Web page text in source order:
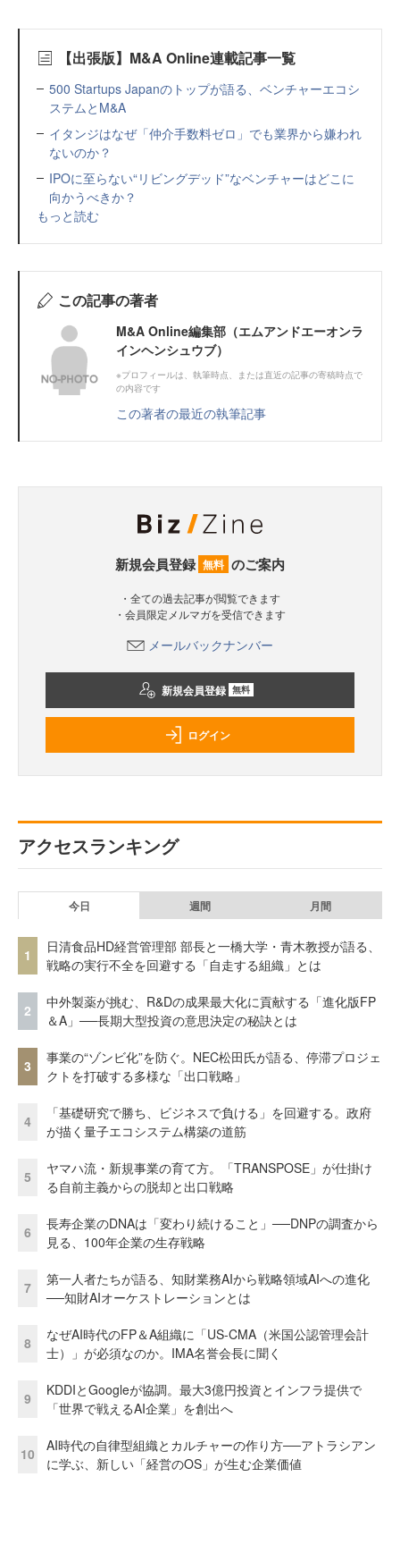
【出張版】M&A Online連載記事一覧
500 Startups Japanのトップが語る、ベンチャーエコシ
ステムとM&A
イタンジはなぜ「仲介手数料ゼロ」でも業界から嫌われ
ないのか？
IPOに至らない“リビングデッド”なベンチャーはどこに
向かうべきか？
もっと読む
この記事の著者
M&A Online編集部（エムアンドエーオンラ
インヘンシュウブ）
※プロフィールは、執筆時点、または直近の記事の寄稿時点で
の内容です
この著者の最近の執筆記事
新規会員登録 無料 のご案内
・全ての過去記事が閲覧できます
・会員限定メルマガを受信できます
メールバックナンバー
新規会員登録 無料
ログイン
アクセスランキング
今日 週間 月間
1
日清食品HD経営管理部 部長と一橋大学・青木教授が語る、
戦略の実行不全を回避する「自走する組織」とは
2
中外製薬が挑む、R&Dの成果最大化に貢献する「進化版FP
＆A」──長期大型投資の意思決定の秘訣とは
3
事業の“ゾンビ化”を防ぐ。NEC松田氏が語る、停滞プロジェ
クトを打破する多様な「出口戦略」
4
「基礎研究で勝ち、ビジネスで負ける」を回避する。政府
が描く量子エコシステム構築の道筋
5
ヤマハ流・新規事業の育て方。「TRANSPOSE」が仕掛け
る自前主義からの脱却と出口戦略
6
長寿企業のDNAは「変わり続けること」──DNPの調査から
見る、100年企業の生存戦略
7
第一人者たちが語る、知財業務AIから戦略領域AIへの進化
──知財AIオーケストレーションとは
8
なぜAI時代のFP＆A組織に「US-CMA（米国公認管理会計
士）」が必須なのか。IMA名誉会長に聞く
9
KDDIとGoogleが協調。最大3億円投資とインフラ提供で
「世界で戦えるAI企業」を創出へ
10
AI時代の自律型組織とカルチャーの作り方──アトラシアン
に学ぶ、新しい「経営のOS」が生む企業価値